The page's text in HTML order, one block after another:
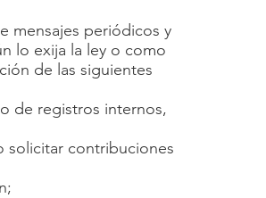
mensajes periódicos y
lo exija la ley o como
de las siguientes
de registros internos,
solicitar contribuciones